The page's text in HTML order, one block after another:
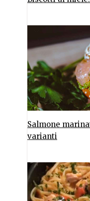
Salmone
varianti